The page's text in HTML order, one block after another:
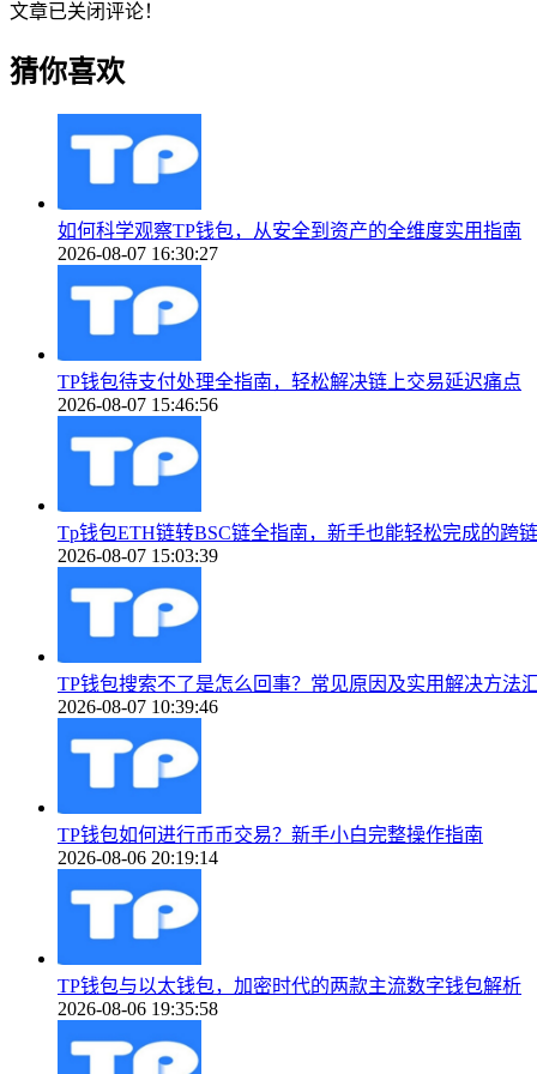
文章已关闭评论！
猜你喜欢
如何科学观察TP钱包，从安全到资产的全维度实用指南
2026-08-07 16:30:27
TP钱包待支付处理全指南，轻松解决链上交易延迟痛点
2026-08-07 15:46:56
Tp钱包ETH链转BSC链全指南，新手也能轻松完成的跨
2026-08-07 15:03:39
TP钱包搜索不了是怎么回事？常见原因及实用解决方法
2026-08-07 10:39:46
TP钱包如何进行币币交易？新手小白完整操作指南
2026-08-06 20:19:14
TP钱包与以太钱包，加密时代的两款主流数字钱包解析
2026-08-06 19:35:58